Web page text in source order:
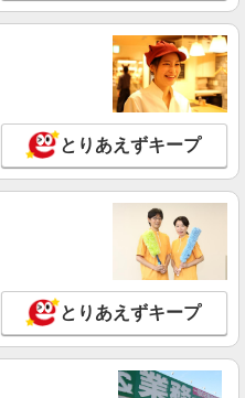
組立・加工・目視検査・機械操
260000円（スキル・経験を考
市 （他にも大阪府内に多数あ
希望を考慮の上、ご自宅を中心
圏内のエリアとなります。（転勤
詳細を見る
・セッティングスタッフ
外に支給）
時間程度 ・家族手当：配偶者１
、第二子以降４０００円 （賞
０円/月） ・賞与：年２回 （前
とりあえずキープ
とりあえずキープ